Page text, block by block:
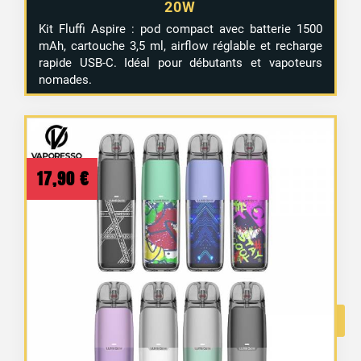
20W
Kit Fluffi Aspire : pod compact avec batterie 1500
mAh, cartouche 3,5 ml, airflow réglable et recharge
rapide USB-C. Idéal pour débutants et vapoteurs
nomades.
17,90 €